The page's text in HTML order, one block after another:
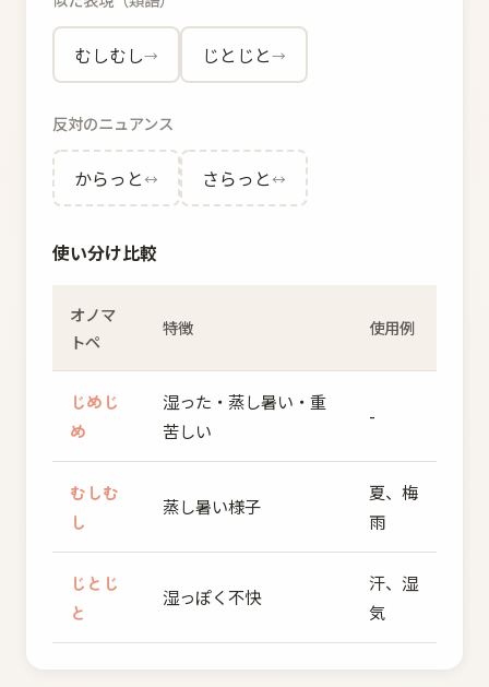
むしむし→ じとじと→
反対のニュアンス
からっと↔ さらっと↔
使い分け比較
オノマ
トペ
特徴 使用例
じめじ
め
湿った・蒸し暑い・重
苦しい
-
むしむ
し
蒸し暑い様子
夏、梅
雨
じとじ
と
湿っぽく不快
汗、湿
気